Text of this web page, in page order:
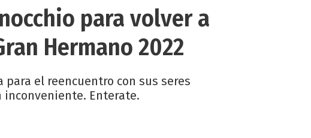
para volver a
Hermano 2022
para el reencuentro con sus seres
Enterate.